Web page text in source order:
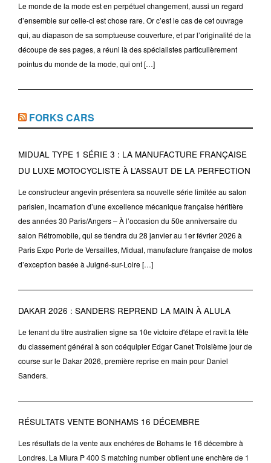
Le monde de la mode est en perpétuel changement, aussi un regard
d’ensemble sur celle-ci est chose rare. Or c’est le cas de cet ouvrage
qui, au diapason de sa somptueuse couverture, et par l’originalité de la
découpe de ses pages, a réuni là des spécialistes particulièrement
pointus du monde de la mode, qui ont […]
FORKS CARS
MIDUAL TYPE 1 SÉRIE 3 : LA MANUFACTURE FRANÇAISE
DU LUXE MOTOCYCLISTE À L’ASSAUT DE LA PERFECTION
Le constructeur angevin présentera sa nouvelle série limitée au salon
parisien, incarnation d’une excellence mécanique française héritière
des années 30 Paris/Angers – À l’occasion du 50e anniversaire du
salon Rétromobile, qui se tiendra du 28 janvier au 1er février 2026 à
Paris Expo Porte de Versailles, Midual, manufacture française de motos
d’exception basée à Juigné-sur-Loire […]
DAKAR 2026 : SANDERS REPREND LA MAIN À ALULA
Le tenant du titre australien signe sa 10e victoire d'étape et ravit la tête
du classement général à son coéquipier Edgar Canet Troisième jour de
course sur le Dakar 2026, première reprise en main pour Daniel
Sanders.
RÉSULTATS VENTE BONHAMS 16 DÉCEMBRE
Les résultats de la vente aux enchéres de Bohams le 16 décembre à
Londres. La Miura P 400 S matching number obtient une enchère de 1